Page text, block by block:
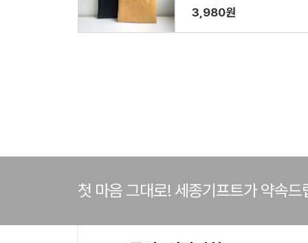
3,980원
첫 마음 그대로! 세종기프트가 약속드